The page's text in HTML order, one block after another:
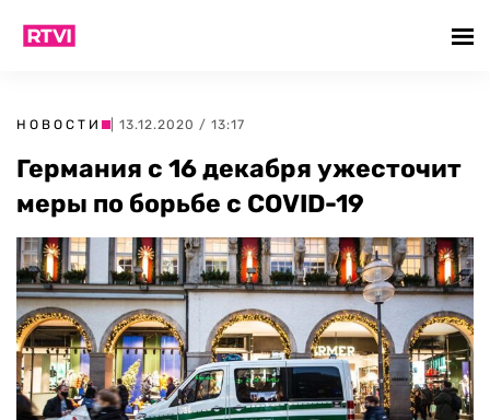
НОВОСТИ | 13.12.2020 / 13:17
Германия с 16 декабря ужесточит
меры по борьбе с COVID-19